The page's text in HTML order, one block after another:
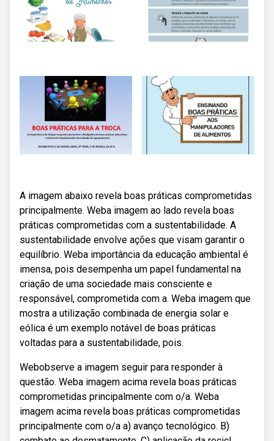
A imagem abaixo revela boas práticas comprometidas
principalmente. Weba imagem ao lado revela boas
práticas comprometidas com a sustentabilidade. A
sustentabilidade envolve ações que visam garantir o
equilíbrio. Weba importância da educação ambiental é
imensa, pois desempenha um papel fundamental na
criação de uma sociedade mais consciente e
responsável, comprometida com a. Weba imagem que
mostra a utilização combinada de energia solar e
eólica é um exemplo notável de boas práticas
voltadas para a sustentabilidade, pois.
Webobserve a imagem seguir para responder à
questão. Weba imagem acima revela boas práticas
comprometidas principalmente com o/a. Weba
imagem acima revela boas práticas comprometidas
principalmente com o/a a) avanço tecnológico. B)